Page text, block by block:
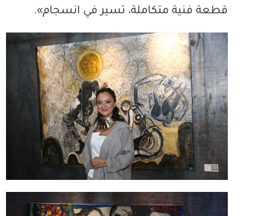
قطعة فنية متكاملة، تسير في انسجام».